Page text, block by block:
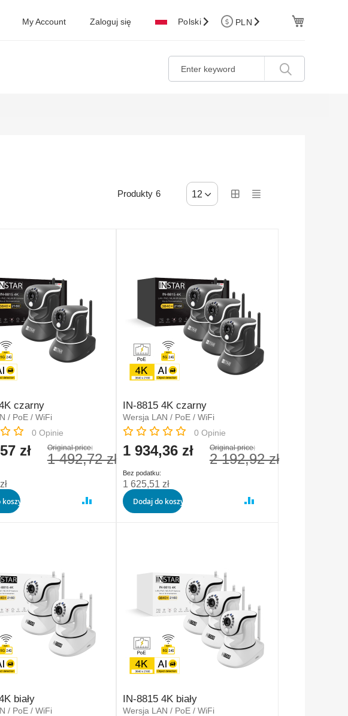
My Account Zaloguj się Polski PLN
Produkty 6 12
czarny
/ PoE / WiFi
0 Opinie
Original price:
1 492,72 zł
zł
IN-8815 4K czarny
Wersja LAN / PoE / WiFi
Rating:
0 Opinie
Original price:
2 192,92 zł
Special
Price
1 934,36 zł
1 625,51 zł
Dodaj do koszyka
biały
/ PoE / WiFi
IN-8815 4K biały
Wersja LAN / PoE / WiFi